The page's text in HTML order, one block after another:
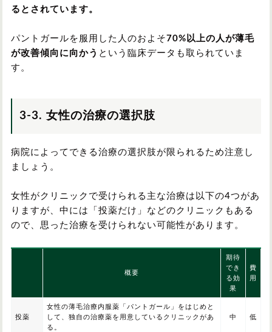
るとされています。
パントガールを服用した人のおよそ 70%以上の人が薄毛
が改善傾向に向かう という臨床データも取られていま
す。
3-3. 女性の治療の選択肢
病院によってできる治療の選択肢が限られるため注意し
ましょう。
女性がクリニックで受けられる主な治療は以下の4つがあ
りますが、中には「投薬だけ」などのクリニックもある
ので、思った治療を受けられない可能性があります。
概要
期待
でき
る効
果
費
用
投薬
女性の薄毛治療内服薬「パントガール」をはじめと
して、独自の治療薬を用意しているクリニックがあ
る。
中 低